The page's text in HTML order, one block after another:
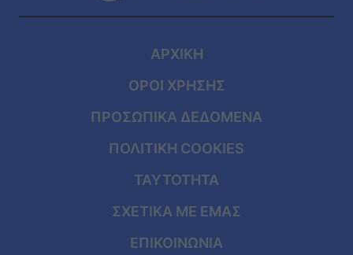
ΑΡΧΙΚΗ
ΟΡΟΙ ΧΡΗΣΗΣ
ΠΡΟΣΩΠΙΚΑ ΔΕΔΟΜΕΝΑ
ΠΟΛΙΤΙΚΗ COOKIES
ΤΑΥΤΟΤΗΤΑ
ΣΧΕΤΙΚΑ ΜΕ ΕΜΑΣ
ΕΠΙΚΟΙΝΩΝΙΑ